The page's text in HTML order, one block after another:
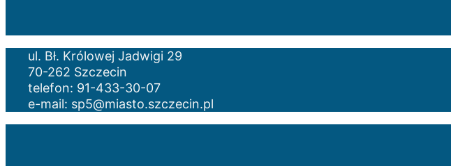
ul. Bł. Królowej Jadwigi 29
70-262 Szczecin
telefon: 91-433-30-07
e-mail: sp5@miasto.szczecin.pl